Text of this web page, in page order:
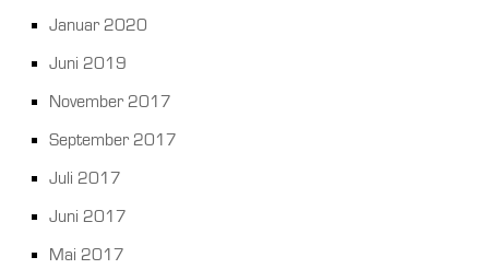
Januar 2020
Juni 2019
November 2017
September 2017
Juli 2017
Juni 2017
Mai 2017